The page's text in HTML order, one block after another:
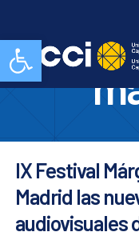
Abrir barra de
IX Festival
Madrid las
audiovisuales